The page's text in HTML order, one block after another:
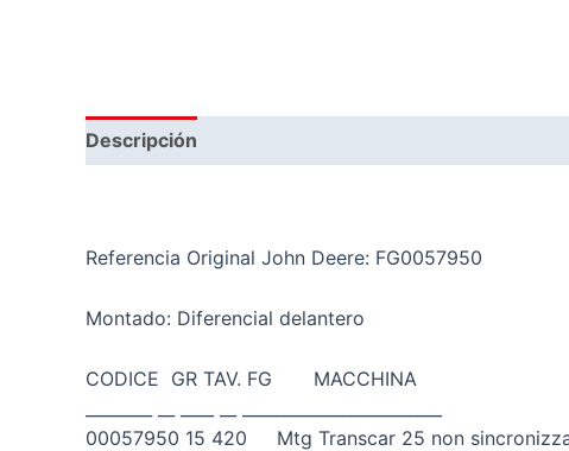
Descripción
Referencia Original John Deere: FG0057950
Montado: Diferencial delantero
CODICE GR TAV. FG MACCHINA
00057950 15 420 Mtg Transcar 25 non